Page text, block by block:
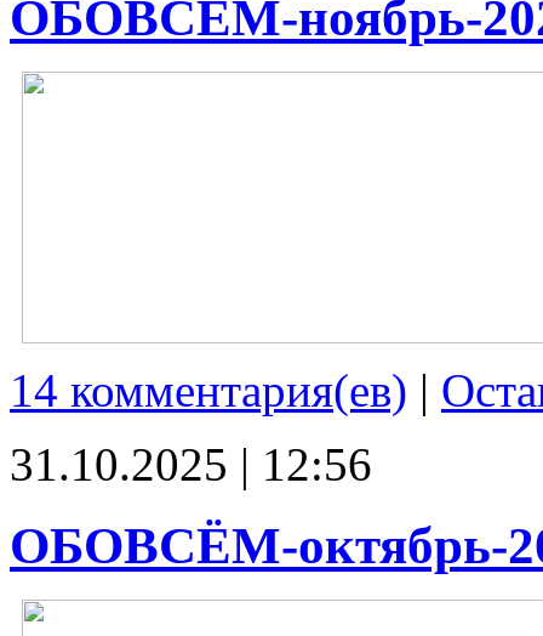
ОБОВСЁМ-ноябрь-
14 комментария(ев) |
31.10.2025 | 12:56
ОБОВСЁМ-октябрь-